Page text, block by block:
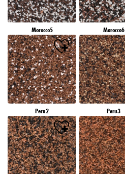
Morocco5 Morocco6
Peru2 Peru3